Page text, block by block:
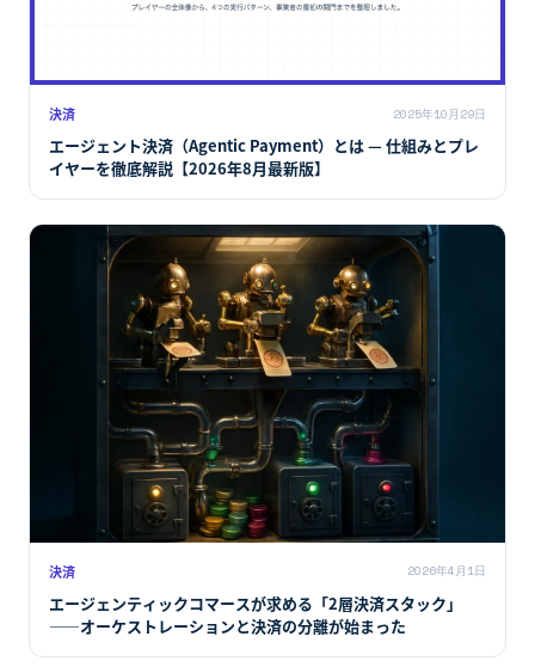
決済 2025年10月29日
エージェント決済（Agentic Payment）とは — 仕組みとプレ
イヤーを徹底解説【2026年8月最新版】
決済 2026年4月1日
エージェンティックコマースが求める「2層決済スタック」
――オーケストレーションと決済の分離が始まった